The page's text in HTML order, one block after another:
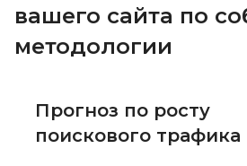
вашего сайта по
методологии
Прогноз по росту
поискового трафика